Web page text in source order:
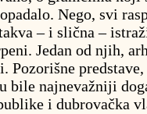
Nego, svi
– i slična –
Jedan od njih,
Pozorišne
bile najnevažniji
i dubrovačka